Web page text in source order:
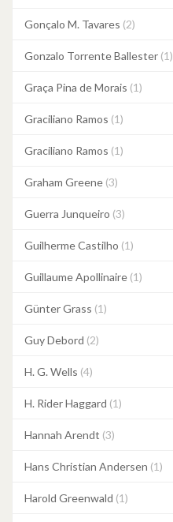
Gonçalo M. Tavares (2)
Gonzalo Torrente Ballester (1)
Graça Pina de Morais (1)
Graciliano Ramos (1)
Graciliano Ramos (1)
Graham Greene (3)
Guerra Junqueiro (3)
Guilherme Castilho (1)
Guillaume Apollinaire (1)
Günter Grass (1)
Guy Debord (2)
H. G. Wells (4)
H. Rider Haggard (1)
Hannah Arendt (3)
Hans Christian Andersen (1)
Harold Greenwald (1)